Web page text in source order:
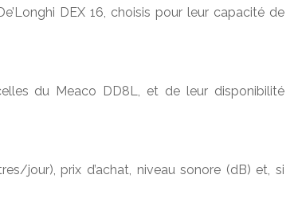
DEX 16, choisis pour leur capacité de
du Meaco DD8L, et de leur disponibilité
jour), prix d’achat, niveau sonore (dB) et, si